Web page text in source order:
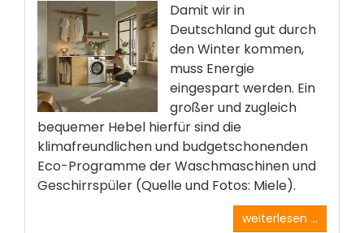
Damit wir in
Deutschland gut durch
den Winter kommen,
muss Energie
eingespart werden. Ein
großer und zugleich
bequemer Hebel hierfür sind die
klimafreundlichen und budgetschonenden
Eco-Programme der Waschmaschinen und
Geschirrspüler (Quelle und Fotos: Miele).
weiterlesen ...